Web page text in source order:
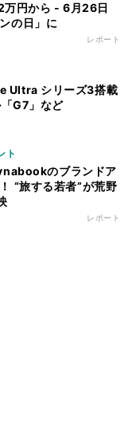
円から - 6月26日
の日」に
レポート
Ultra シリーズ3搭載
G7」など
ト
のブランドア
“旅する若者”が荒野
レポート